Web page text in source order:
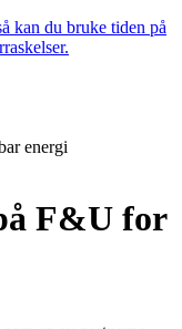
kan du bruke tiden på
energi
F&U for